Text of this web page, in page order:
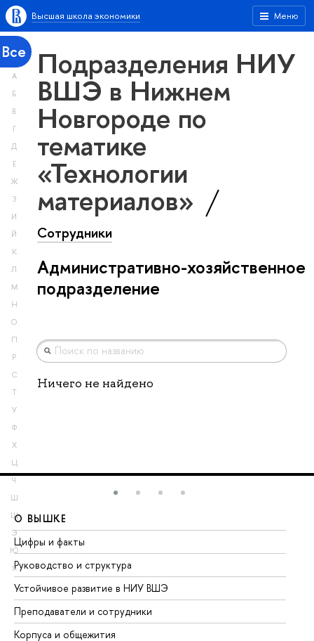
Меню
Высшая школа экономики
Все
А
Б
В
Г
Д
Е
Ж
З
И
Й
К
Л
М
Н
О
П
Р
С
Т
У
Ф
Х
Ц
Ч
Ш
Щ
Э
Ю
Я
Подразделения НИУ
ВШЭ в Нижнем
Новгороде по
тематике
«Технологии
материалов»
Сотрудники
Административно-хозяйственное
подразделение
Ничего не найдено
О ВЫШКЕ
Цифры и факты
Руководство и структура
Устойчивое развитие в НИУ ВШЭ
Преподаватели и сотрудники
Корпуса и общежития